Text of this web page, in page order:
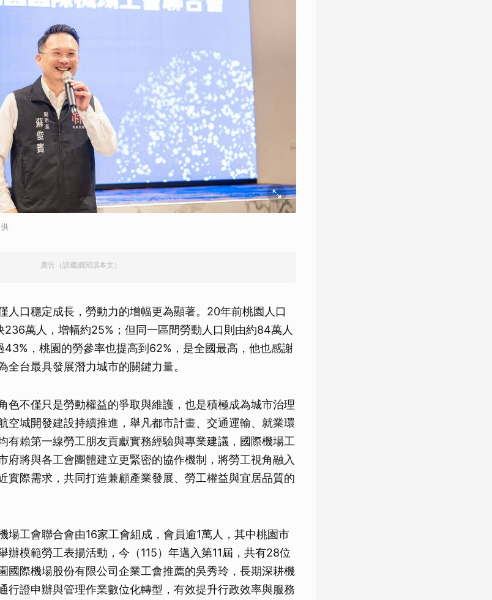
廣告（請繼續閱讀本文）
人口穩定成長，勞動力的增幅更為顯著。20年前桃園人口
236萬人，增幅約25%；但同一區間勞動人口則由約84萬人
43%，桃園的勞參率也提高到62%，是全國最高，他也感謝
全台最具發展潛力城市的關鍵力量。
色不僅只是勞動權益的爭取與維護，也是積極成為城市治理
空城開發建設持續推進，舉凡都市計畫、交通運輸、就業環
有賴第一線勞工朋友貢獻實務經驗與專業建議，國際機場工
府將與各工會團體建立更緊密的協作機制，將勞工視角融入
實際需求，共同打造兼顧產業發展、勞工權益與宜居品質的
場工會聯合會由16家工會組成，會員逾1萬人，其中桃園市
辦模範勞工表揚活動，今（115）年邁入第11屆，共有28位
國際機場股份有限公司企業工會推薦的吳秀玲，長期深耕機
行證申辦與管理作業數位化轉型，有效提升行政效率與服務